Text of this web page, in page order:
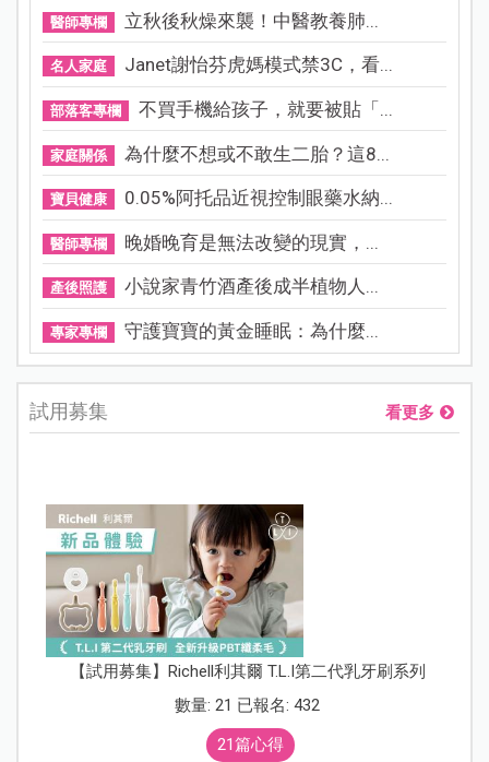
醫師專欄 立秋後秋燥來襲！中醫教養肺...
名人家庭 Janet謝怡芬虎媽模式禁3C，看...
部落客專欄 不買手機給孩子，就要被貼「...
家庭關係 為什麼不想或不敢生二胎？這8...
寶貝健康 0.05%阿托品近視控制眼藥水納...
醫師專欄 晚婚晚育是無法改變的現實，...
產後照護 小說家青竹酒產後成半植物人...
專家專欄 守護寶寶的黃金睡眠：為什麼...
試用募集 看更多
【試用募集】Richell利其爾 T.L.I第二代乳牙刷系列
數量: 21 已報名: 432
21篇心得